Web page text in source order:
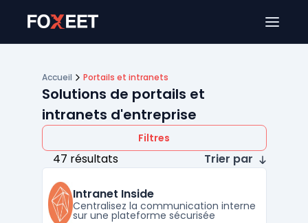
Accueil Portails et intranets
Solutions de portails et
intranets d'entreprise
Filtres
47 résultats Trier par
Intranet Inside
Centralisez la communication interne
sur une plateforme sécurisée